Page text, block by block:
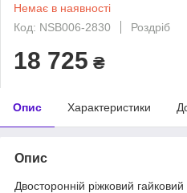
Немає в наявності
Код: NSB006-2830
Роздріб
18 725 ₴
Опис Характеристики
Опис
Двосторонній ріжковий